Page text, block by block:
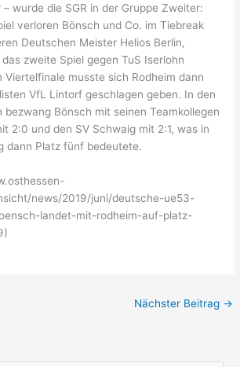
wurde die SGR in der Gruppe Zweiter:
verloren Bönsch und Co. im Tiebreak
Deutschen Meister Helios Berlin,
zweite Spiel gegen TuS Iserlohn
musste sich Rodheim dann
VfL Lintorf geschlagen geben. In den
bezwang Bönsch mit seinen Teamkollegen
2:0 und den SV Schwaig mit 2:1, was in
dann Platz fünf bedeutete.
news/2019/juni/deutsche-ue53-
landet-mit-rodheim-auf-platz-
Nächster Beitrag →